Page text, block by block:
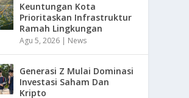
Keuntungan Kota
Prioritaskan Infrastruktur
Ramah Lingkungan
Agu 5, 2026 | News
Generasi Z Mulai Dominasi
Investasi Saham Dan
Kripto